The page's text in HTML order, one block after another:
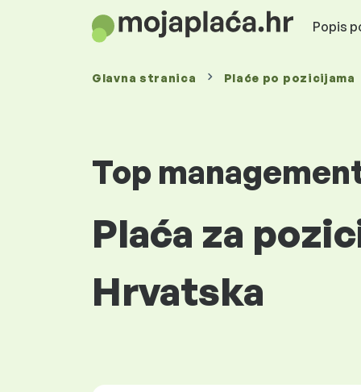
Popis
Glavna stranica Plaće po pozicijama
Top
Plaća za
Hrvatska